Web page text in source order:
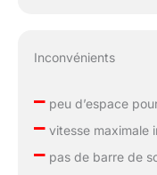
Inconvénients
–peu d’espace
–vitesse maximale
–pas de barre de